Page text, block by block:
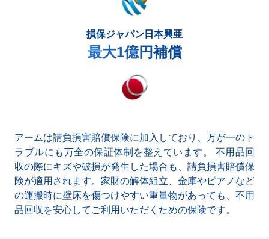
損保ジャパン日本興亜
最大1億円補償
アームは請負損害賠償保険に加入しており、万が一のト
ラブルにも万全の保証体制を整えています。 不用品回
収の際にキズや破損が発生した場合も、請負損害賠償保
険が適用されます。家財の解体組立、金庫やピアノなど
の運搬時に壁床を傷つけやすい重量物があっても、不用
品回収を安心してご利用いただくための保険です。